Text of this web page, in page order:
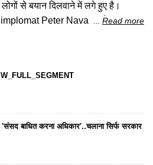
से बयान दिलवाने में लगे हुए है।
Peter Navarro ने कहा कि
#sushantsinha
Read more
बाधित करना अधिकार'..चलाना सिर्फ सरकार